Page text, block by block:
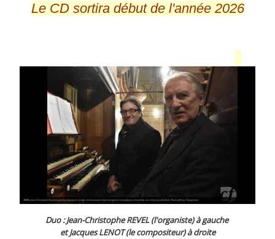
Le CD sortira début de l'année 2026
Duo : Jean-Christophe REVEL (l'organiste) à gauche
et Jacques LENOT (le compositeur) à droite